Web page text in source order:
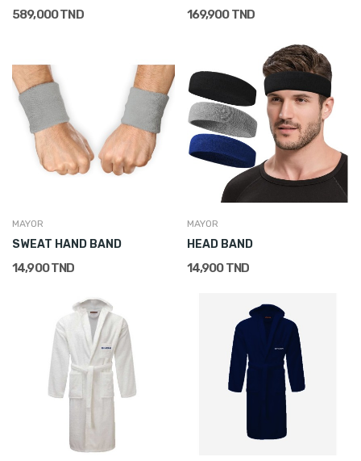
589,000 TND 169,900 TND
MAYOR
SWEAT HAND BAND
14,900 TND
MAYOR
HEAD BAND
14,900 TND